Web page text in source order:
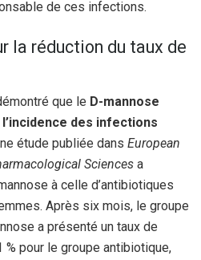
de ces infections.
la réduction du taux de
que le D-mannose
des infections
étude publiée dans European
Sciences a
à celle d’antibiotiques
Après six mois, le groupe
a présenté un taux de
pour le groupe antibiotique,